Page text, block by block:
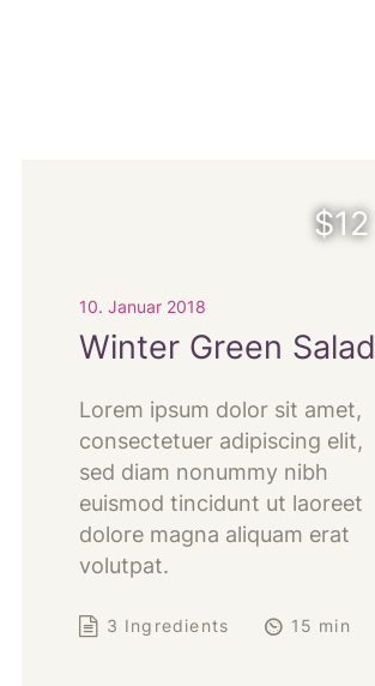
$12
10. Januar 2018
Winter Green Salad
Lorem ipsum dolor sit amet,
consectetuer adipiscing elit,
sed diam nonummy nibh
euismod tincidunt ut laoreet
dolore magna aliquam erat
volutpat.
3 Ingredients 15 min